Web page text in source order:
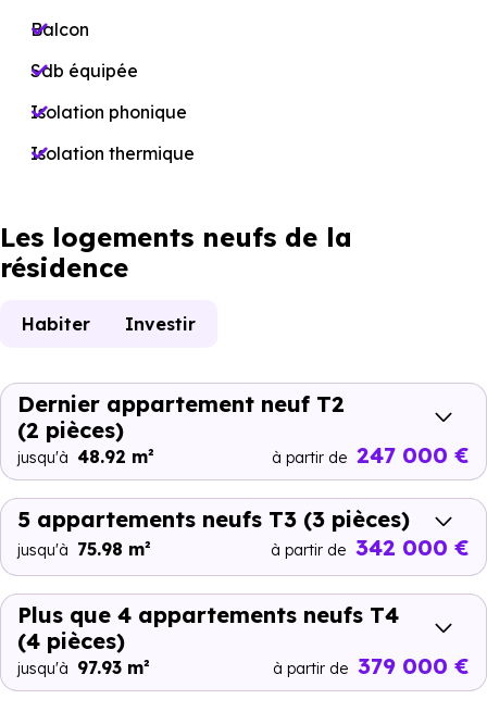
Balcon
Sdb équipée
Isolation phonique
Isolation thermique
Les logements neufs de la
résidence
Habiter Investir
Dernier appartement neuf T2
(2 pièces)
jusqu'à 48.92 m² à partir de 247 000 €
5 appartements neufs T3 (3 pièces)
jusqu'à 75.98 m² à partir de 342 000 €
Plus que 4 appartements neufs T4
(4 pièces)
jusqu'à 97.93 m² à partir de 379 000 €